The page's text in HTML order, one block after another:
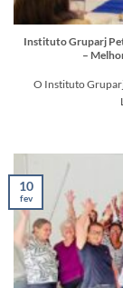
Instituto Gruparj
–
O Instituto
10
fev